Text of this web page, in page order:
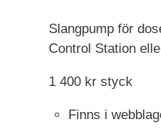
Slangpump för
Control Station
1 400 kr styck
Finns i